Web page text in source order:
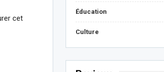
cet
Éducation
Culture